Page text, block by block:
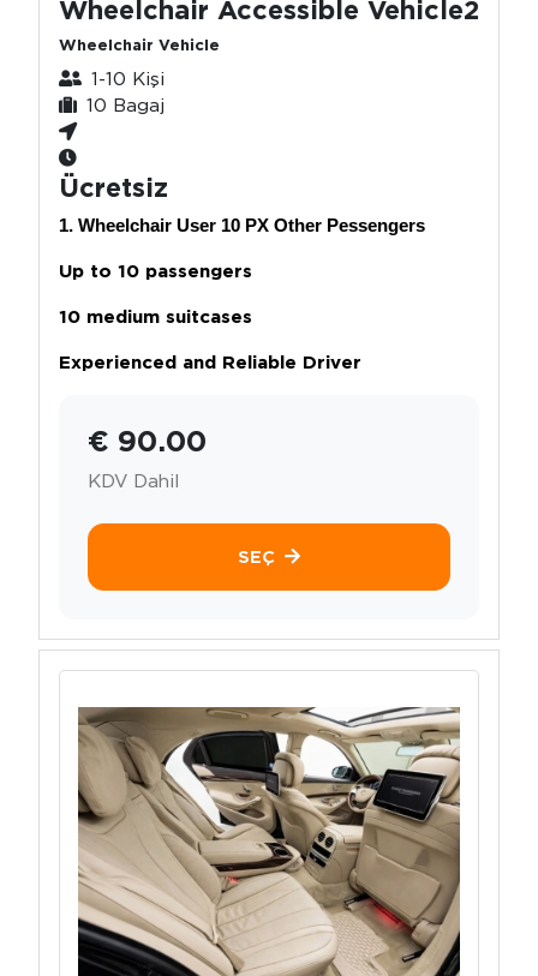
Wheelchair Accessible Vehicle2
Wheelchair Vehicle
1-10 Kişi
10 Bagaj
Ücretsiz
1. Wheelchair User 10 PX Other Pessengers
Up to 10 passengers
10 medium suitcases
Experienced and Reliable Driver
€ 90.00
KDV Dahil
SEÇ